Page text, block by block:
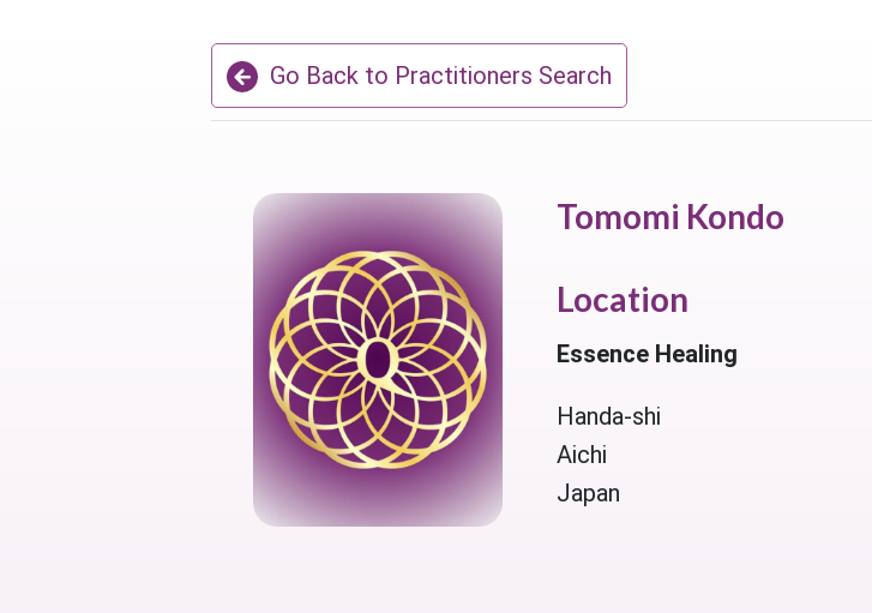
Go Back to Practitioners Search
Tomomi Kondo
Location
Essence Healing
Handa-shi
Aichi
Japan